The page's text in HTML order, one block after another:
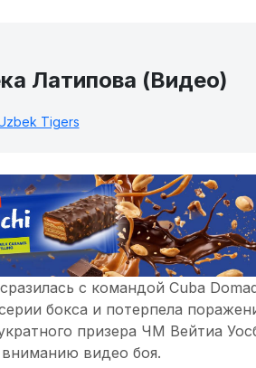
Латипова (Видео)
Tigers
с командой Cuba
бокса и потерпела
призера ЧМ Вейтиа
видео боя.